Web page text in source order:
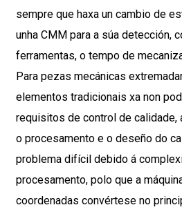
sempre que haxa un cambio de
unha CMM para a súa detección,
ferramentas, o tempo de
Para pezas mecánicas
elementos tradicionais xa non
requisitos de control de calidade,
o procesamento e o deseño do
problema difícil debido á
procesamento, polo que a
coordenadas convértese no